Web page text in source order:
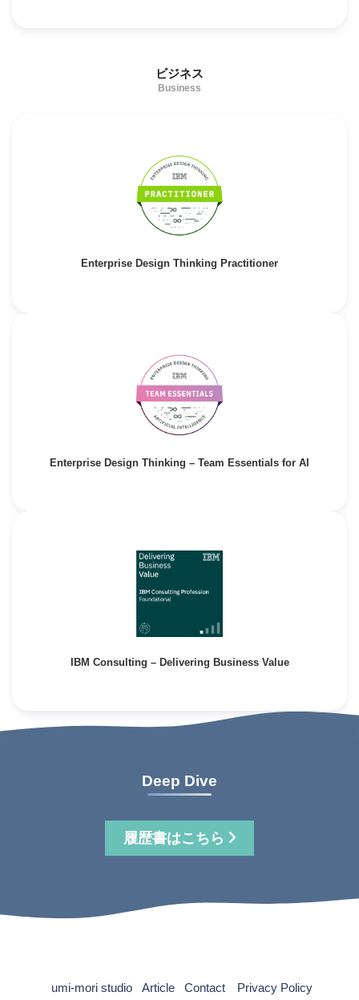
ビジネス
Business
Enterprise Design Thinking Practitioner
Enterprise Design Thinking – Team Essentials for AI
IBM Consulting – Delivering Business Value
Deep Dive
履歴書はこちら
umi-mori studio Article Contact Privacy Policy